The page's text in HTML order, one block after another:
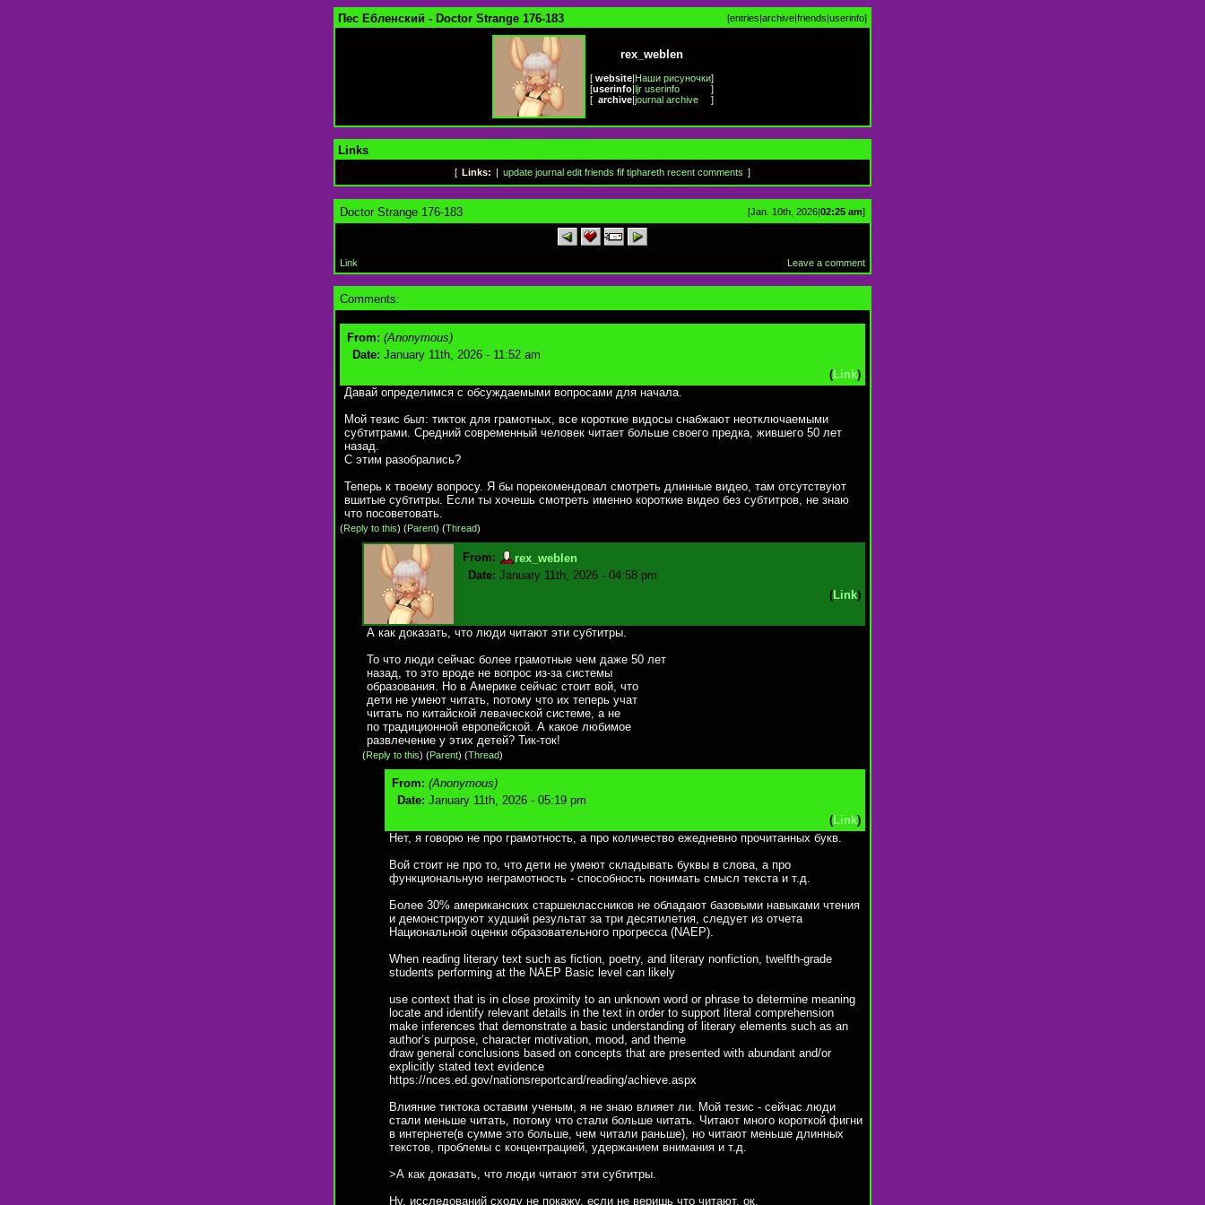
Пес Ебленский - Doctor Strange 176-183 [entries|archive|friends|userinfo]
rex_weblen
[ website| Наши рисуночки]
[userinfo| ljr userinfo
]
[ archive| journal archive ]
Links
[ Links: update journal edit friends fif tiphareth recent comments ]
Doctor Strange 176-183 [Jan. 10th, 2026|02:25 am]
Link Leave a comment
Comments:
From: (Anonymous)
Date: January 11th, 2026 - 11:52 am
( Link)
Давай определимся с обсуждаемыми вопросами для начала.
Мой тезис был: тикток для грамотных, все короткие видосы снабжают неотключаемыми
субтитрами. Средний современный человек читает больше своего предка, жившего 50 лет
назад.
С этим разобрались?
Теперь к твоему вопросу. Я бы порекомендовал смотреть длинные видео, там отсутствуют
вшитые субтитры. Если ты хочешь смотреть именно короткие видео без субтитров, не знаю
что посоветовать.
(Reply to this) (Parent) (Thread)
From:
rex_weblen
Date: January 11th, 2026 - 04:58 pm
( Link)
А как доказать, что люди читают эти субтитры.
То что люди сейчас более грамотные чем даже 50 лет
назад, то это вроде не вопрос из-за системы
образования. Но в Америке сейчас стоит вой, что
дети не умеют читать, потому что их теперь учат
читать по китайской леваческой системе, а не
по традиционной европейской. А какое любимое
развлечение у этих детей? Тик-ток!
(Reply to this) (Parent) (Thread)
From: (Anonymous)
Date: January 11th, 2026 - 05:19 pm
( Link)
Нет, я говорю не про грамотность, а про количество ежедневно прочитанных букв.
Вой стоит не про то, что дети не умеют складывать буквы в слова, а про
функциональную неграмотность - способность понимать смысл текста и т.д.
Более 30% американских старшеклассников не обладают базовыми навыками чтения
и демонстрируют худший результат за три десятилетия, следует из отчета
Национальной оценки образовательного прогресса (NAEP).
When reading literary text such as fiction, poetry, and literary nonfiction, twelfth-grade
students performing at the NAEP Basic level can likely
use context that is in close proximity to an unknown word or phrase to determine meaning
locate and identify relevant details in the text in order to support literal comprehension
make inferences that demonstrate a basic understanding of literary elements such as an
author’s purpose, character motivation, mood, and theme
draw general conclusions based on concepts that are presented with abundant and/or
explicitly stated text evidence
https://nces.ed.gov/nationsreportcard/reading/achieve.aspx
Влияние тиктока оставим ученым, я не знаю влияет ли. Мой тезис - сейчас люди
стали меньше читать, потому что стали больше читать. Читают много короткой фигни
в интернете(в сумме это больше, чем читали раньше), но читают меньше длинных
текстов, проблемы с концентрацией, удержанием внимания и т.д.
>А как доказать, что люди читают эти субтитры.
Ну, исследований сходу не покажу, если не веришь что читают, ок.